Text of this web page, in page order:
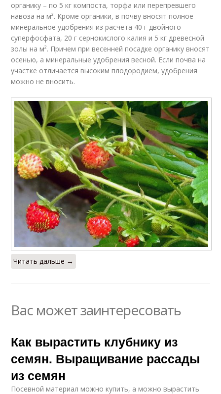
органику – по 5 кг компоста, торфа или перепревшего
навоза на м². Кроме органики, в почву вносят полное
минеральное удобрения из расчета 40 г двойного
суперфосфата, 20 г сернокислого калия и 5 кг древесной
золы на м². Причем при весенней посадке органику вносят
осенью, а минеральные удобрения весной. Если почва на
участке отличается высоким плодородием, удобрения
можно не вносить.
Читать дальше →
Вас может заинтересовать
Как вырастить клубнику из
семян. Выращивание рассады
из семян
Посевной материал можно купить, а можно вырастить